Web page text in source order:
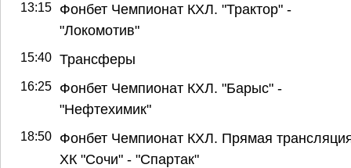
13:15
Фонбет Чемпионат КХЛ. "Трактор" -
"Локомотив"
15:40 Трансферы
16:25
Фонбет Чемпионат КХЛ. "Барыс" -
"Нефтехимик"
18:50
Фонбет Чемпионат КХЛ. Прямая
ХК "Сочи" - "Спартак"